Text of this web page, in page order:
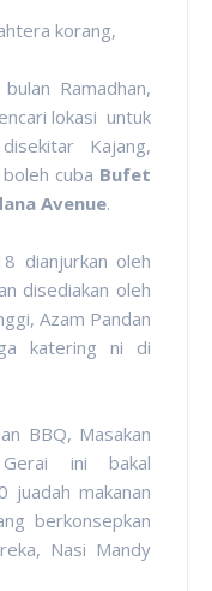
korang,
Ramadhan,
lokasi untuk
Kajang,
cuba Bufet
Avenue.
dianjurkan oleh
disediakan oleh
Azam Pandan
katering ni di
BBQ, Masakan
ini bakal
juadah makanan
berkonsepkan
Nasi Mandy